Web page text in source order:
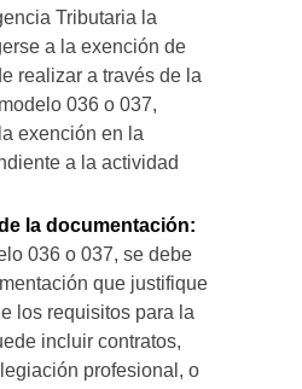
Tributaria la
a la exención de
realizar a través de la
036 o 037,
exención en la
a la actividad
la documentación:
036 o 037, se debe
que justifique
los requisitos para la
incluir contratos,
profesional, o